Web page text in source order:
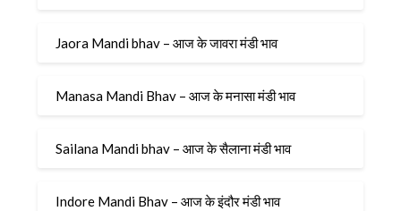
Jaora Mandi bhav – आज के जावरा मंडी भाव
Manasa Mandi Bhav – आज के मनासा मंडी भाव
Sailana Mandi bhav – आज के सैलाना मंडी भाव
Indore Mandi Bhav – आज के इंदौर मंडी भाव